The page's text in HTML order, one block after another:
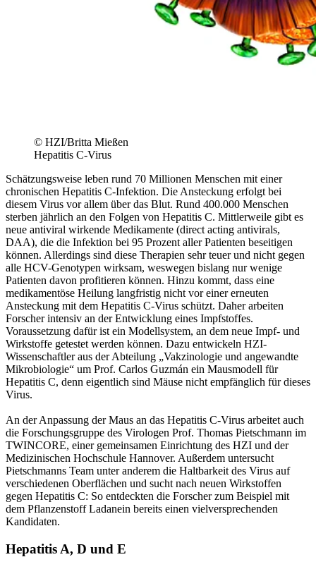
© HZI/Britta Mießen
Hepatitis C-Virus
Schätzungsweise leben rund 70 Millionen Menschen mit einer
chronischen Hepatitis C-Infektion. Die Ansteckung erfolgt bei
diesem Virus vor allem über das Blut. Rund 400.000 Menschen
sterben jährlich an den Folgen von Hepatitis C. Mittlerweile gibt es
neue antiviral wirkende Medikamente (direct acting antivirals,
DAA), die die Infektion bei 95 Prozent aller Patienten beseitigen
können. Allerdings sind diese Therapien sehr teuer und nicht gegen
alle HCV-Genotypen wirksam, weswegen bislang nur wenige
Patienten davon profitieren können. Hinzu kommt, dass eine
medikamentöse Heilung langfristig nicht vor einer erneuten
Ansteckung mit dem Hepatitis C-Virus schützt. Daher arbeiten
Forscher intensiv an der Entwicklung eines Impfstoffes.
Voraussetzung dafür ist ein Modellsystem, an dem neue Impf- und
Wirkstoffe getestet werden können. Dazu entwickeln HZI-
Wissenschaftler aus der Abteilung „Vakzinologie und angewandte
Mikrobiologie“ um Prof. Carlos Guzmán ein Mausmodell für
Hepatitis C, denn eigentlich sind Mäuse nicht empfänglich für dieses
Virus.
An der Anpassung der Maus an das Hepatitis C-Virus arbeitet auch
die Forschungsgruppe des Virologen Prof. Thomas Pietschmann im
TWINCORE, einer gemeinsamen Einrichtung des HZI und der
Medizinischen Hochschule Hannover. Außerdem untersucht
Pietschmanns Team unter anderem die Haltbarkeit des Virus auf
verschiedenen Oberflächen und sucht nach neuen Wirkstoffen
gegen Hepatitis C: So entdeckten die Forscher zum Beispiel mit
dem Pflanzenstoff Ladanein bereits einen vielversprechenden
Kandidaten.
Hepatitis A, D und E